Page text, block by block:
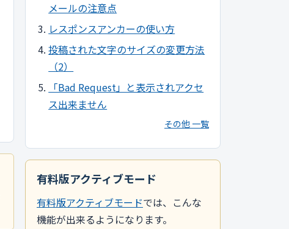
メールの注意点
レスポンスアンカーの使い方
投稿された文字のサイズの変更方法
（2）
「Bad Request」と表示されアクセ
ス出来ません
その他 一覧
有料版アクティブモード
有料版アクティブモードでは、こんな
機能が出来るようになります。